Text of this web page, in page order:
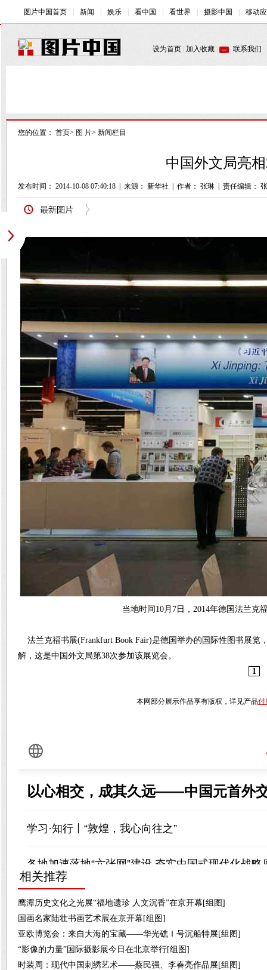
您的位置： 首页> 图 片> 新闻栏目
中国外文局亮
发布时间： 2014-10-08 07:40:18 来源： 新华社 作者： 张琳 责任编辑：
当地时间10月7日，2014年德国法兰克
法兰克福书展(Frankfurt Book Fair)是德国举办的国际性图书展览
解，这是中国外文局第38次参加该展览会。
1
本网部分展示作品享有版权，详见产品付
相关推荐
鹰潭历史文化之光展“福地遗珍 人文沉香”在京开幕[组图]
国画名家陆壮书画艺术展在京开幕[组图]
亚欧博览会：来自大海的宝藏——华光礁Ｉ号沉船特展[组图]
“影像的力量”国际摄影展今日在北京举行[组图]
时装周：现代中国刺绣艺术——蔡民强、李春亮作品展[组图]